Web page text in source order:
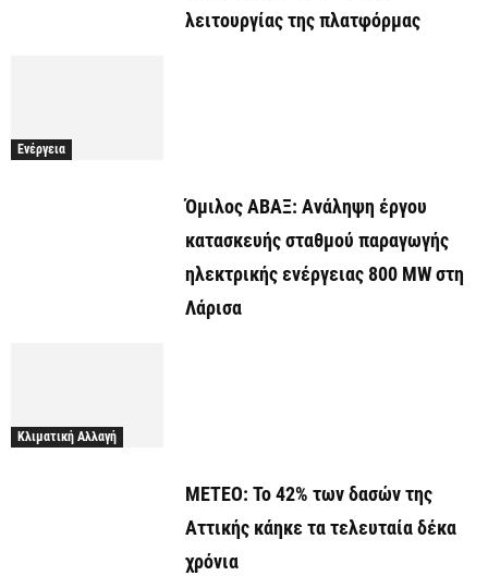
λειτουργίας της πλατφόρμας
Ενέργεια
Όμιλος ΑΒΑΞ: Ανάληψη έργου
κατασκευής σταθμού παραγωγής
ηλεκτρικής ενέργειας 800 ΜW στη
Λάρισα
Κλιματική Αλλαγή
ΜΕΤΕΟ: Το 42% των δασών της
Αττικής κάηκε τα τελευταία δέκα
χρόνια